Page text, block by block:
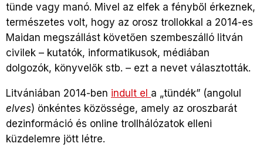
tünde vagy manó. Mivel az elfek a fényből érkeznek,
természetes volt, hogy az orosz trollokkal a 2014-es
Maidan megszállást követően szembeszálló litván
civilek – kutatók, informatikusok, médiában
dolgozók, könyvelők stb. – ezt a nevet választották.
Litvániában 2014-ben indult el a „tündék” (angolul
elves) önkéntes közössége, amely az oroszbarát
dezinformáció és online trollhálózatok elleni
küzdelemre jött létre.